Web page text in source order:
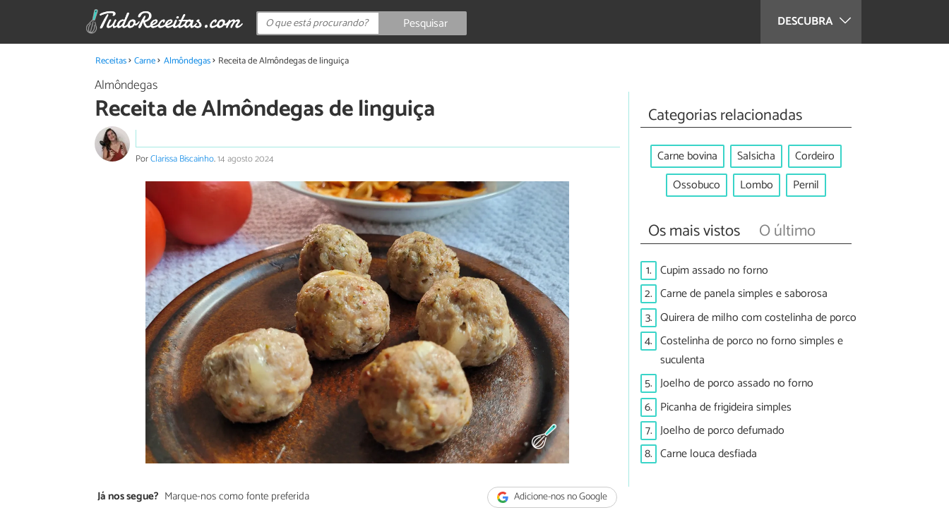
DESCUBRA
Pesquisar
Receitas Carne Almôndegas Receita de Almôndegas de linguiça
Almôndegas
Receita de Almôndegas de linguiça
PorClarissa Biscainho.14 agosto 2024
Já nos segue? Marque-nos como fonte preferida Adicione-nos no Google
Categorias relacionadas
Carne bovina Salsicha
Cordeiro
Ossobuco
Lombo Pernil
Os mais vistos O último
1. Cupim assado no forno
2. Carne de panela simples e saborosa
3. Quirera de milho com costelinha de porco
4. Costelinha de porco no forno simples e
suculenta
5. Joelho de porco assado no forno
6. Picanha de frigideira simples
7. Joelho de porco defumado
8. Carne louca desfiada